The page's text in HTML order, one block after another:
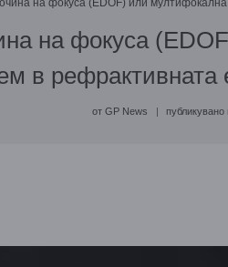
на фокуса (EDOF) или
на фокуса
в рефрактивната
от GP News публикувано